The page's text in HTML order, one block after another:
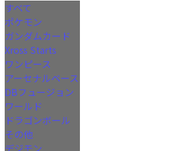
すべて
ポケモン
ガンダムカード
Xross Starts
ワンピース
アーセナルベース
DBフュージョン
ワールド
ドラゴンボール
その他